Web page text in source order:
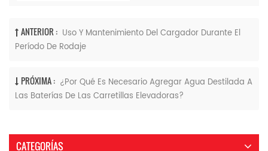
ANTERIOR : Uso Y Mantenimiento Del Cargador Durante El
Período De Rodaje
PRÓXIMA : ¿Por Qué Es Necesario Agregar Agua Destilada A
Las Baterías De Las Carretillas Elevadoras?
CATEGORÍAS